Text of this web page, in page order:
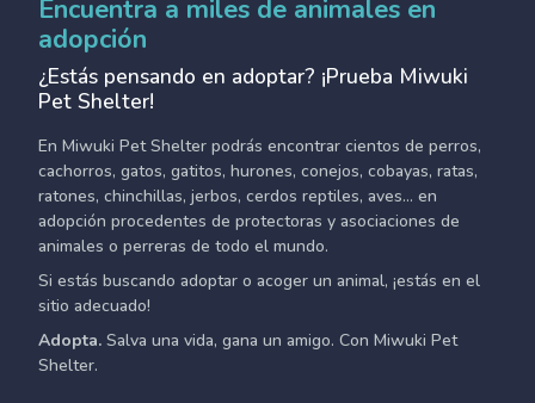
Encuentra a miles de animales en
adopción
¿Estás pensando en adoptar? ¡Prueba Miwuki
Pet Shelter!
En Miwuki Pet Shelter podrás encontrar cientos de perros,
cachorros, gatos, gatitos, hurones, conejos, cobayas, ratas,
ratones, chinchillas, jerbos, cerdos reptiles, aves... en
adopción procedentes de protectoras y asociaciones de
animales o perreras de todo el mundo.
Si estás buscando adoptar o acoger un animal, ¡estás en el
sitio adecuado!
Adopta. Salva una vida, gana un amigo. Con Miwuki Pet
Shelter.